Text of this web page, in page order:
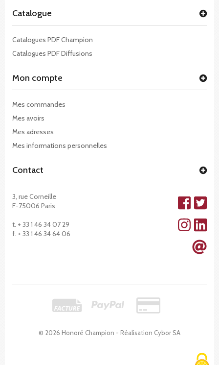
© 2026 Honoré Champion - Réalisation Cybor SA
Catalogue
Catalogues PDF Champion
Catalogues PDF Diffusions
Mon compte
Mes commandes
Mes avoirs
Mes adresses
Mes informations personnelles
Contact
3, rue Corneille
F-75006 Paris
t. + 33 1 46 34 07 29
f. + 33 1 46 34 64 06